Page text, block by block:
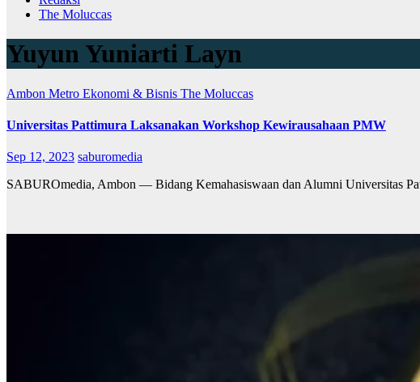
The Moluccas
Yuyun Yuniarti Layn
Ambon Metro Ekonomi & Bisnis The Moluccas
Universitas Pattimura Laksanakan Workshop Kewirausahaan PMW
Sep 12, 2023 saburomedia
SABUROmedia, Ambon — Bidang Kemahasiswaan dan Alumni Universitas